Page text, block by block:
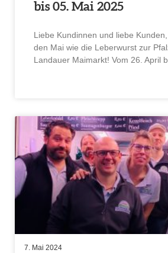
bis 05. Mai 2025
Liebe Kundinnen und liebe
den Mai wie die Leber­wurst zur
Landauer Maimarkt! Vom 26. April
7. Mai 2024